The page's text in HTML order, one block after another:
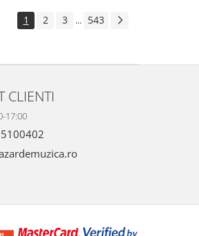
1 2 3 ... 543
CLIENTI
17:00